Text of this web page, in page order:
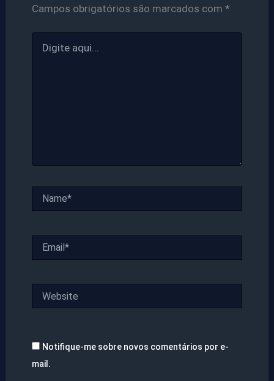
Campos obrigatórios são marcados com *
aqui...
Notifique-me sobre novos comentários por e-
mail.